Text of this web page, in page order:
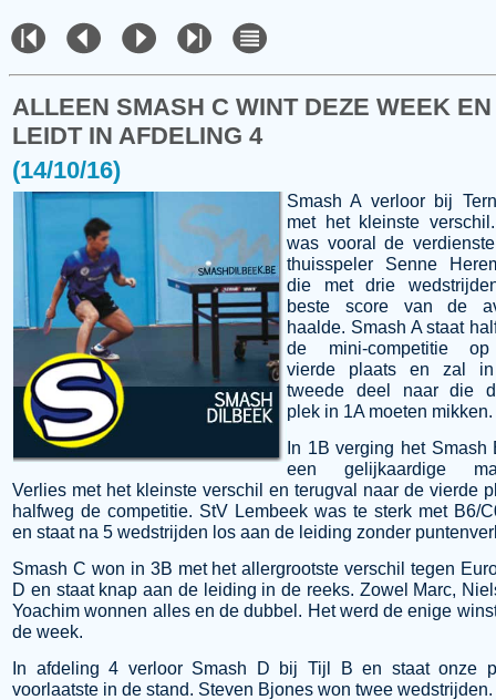
ALLEEN SMASH C WINT DEZE WEEK EN
LEIDT IN AFDELING 4
(14/10/16)
Smash A verloor bij
met het kleinste
was vooral de
thuisspeler Senne
die met drie
beste score van de
haalde. Smash A staat
de mini-competitie
vierde plaats en zal
tweede deel naar die
plek in 1A moeten mikken.
In 1B verging het Smash
een gelijkaardige
Verlies met het kleinste verschil en terugval naar de vierde
halfweg de competitie. StV Lembeek was te sterk met B6/
en staat na 5 wedstrijden los aan de leiding zonder
Smash C won in 3B met het allergrootste verschil tegen
D en staat knap aan de leiding in de reeks. Zowel Marc,
Yoachim wonnen alles en de dubbel. Het werd de enige
de week.
In afdeling 4 verloor Smash D bij Tijl B en staat onze
voorlaatste in de stand. Steven Bjones won twee wedstrijden.